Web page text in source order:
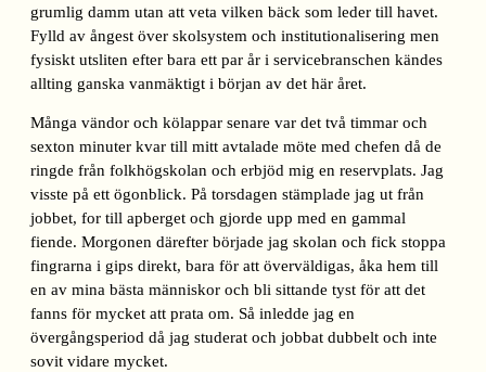
grumlig damm utan att veta vilken bäck som leder till havet.
Fylld av ångest över skolsystem och institutionalisering men
fysiskt utsliten efter bara ett par år i servicebranschen kändes
allting ganska vanmäktigt i början av det här året.
Många vändor och kölappar senare var det två timmar och
sexton minuter kvar till mitt avtalade möte med chefen då de
ringde från folkhögskolan och erbjöd mig en reservplats. Jag
visste på ett ögonblick. På torsdagen stämplade jag ut från
jobbet, for till apberget och gjorde upp med en gammal
fiende. Morgonen därefter började jag skolan och fick stoppa
fingrarna i gips direkt, bara för att överväldigas, åka hem till
en av mina bästa människor och bli sittande tyst för att det
fanns för mycket att prata om. Så inledde jag en
övergångsperiod då jag studerat och jobbat dubbelt och inte
sovit vidare mycket.